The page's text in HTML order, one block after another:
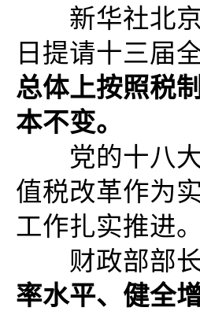
新华社北京
日提请十三届
总体上按照税
本不变。
党的十八大
值税改革作为
工作扎实推进。
财政部部长
率水平、健全